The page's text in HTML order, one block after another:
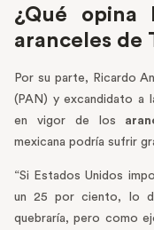
¿Qué opina
aranceles de
Por su parte, Ricardo
(PAN) y excandidato a
en vigor de los
mexicana podría sufrir
“Si Estados Unidos
un 25 por ciento, lo
quebraría, pero como